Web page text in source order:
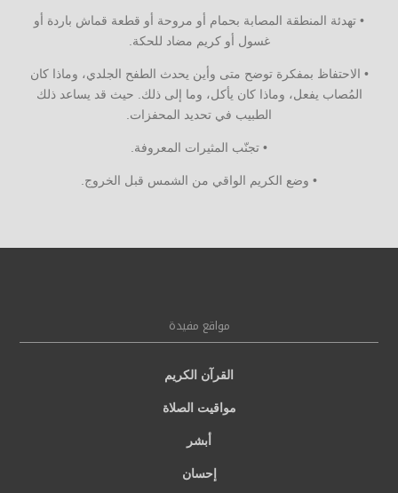
• تهدئة المنطقة المصابة بحمام أو مروحة أو قطعة قماش باردة أو
غسول أو كريم مضاد للحكة.
• الاحتفاظ بمفكرة توضح متى وأين يحدث الطفح الجلدي، وماذا كان
المُصاب يفعل، وماذا كان يأكل، وما إلى ذلك. حيث قد يساعد ذلك
الطبيب في تحديد المحفزات.
• تجنّب المثيرات المعروفة.
• وضع الكريم الواقي من الشمس قبل الخروج.
مواقع مفيدة
القرآن الكريم
مواقيت الصلاة
أبشر
إحسان